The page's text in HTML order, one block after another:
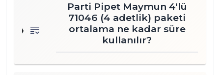
Parti Pipet Maymun 4'lü
71046 (4 adetlik) paketi
ortalama ne kadar süre
kullanılır?